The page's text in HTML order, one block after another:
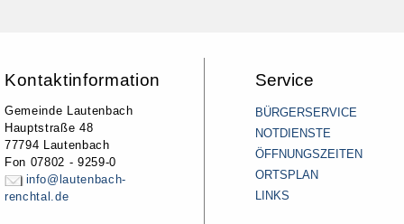
Kontaktinformation
Gemeinde Lautenbach
Hauptstraße 48
77794 Lautenbach
Fon 07802 - 9259-0
info@lautenbach-
renchtal.de
Service
BÜRGERSERVICE
NOTDIENSTE
ÖFFNUNGSZEITEN
ORTSPLAN
LINKS